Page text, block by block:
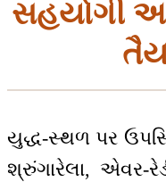
સહયોગી
યુદ્ધ-સ્થળ પર
શ્રુંગારેલા, એવર-